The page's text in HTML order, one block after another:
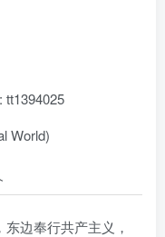
World)
边奉行共产主义，